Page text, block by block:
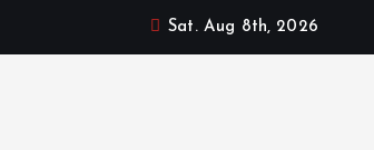
Sat. Aug 8th, 2026